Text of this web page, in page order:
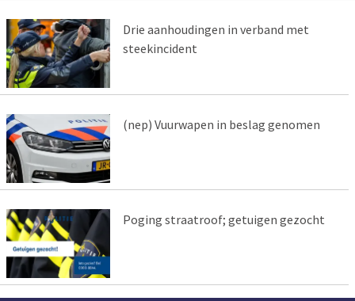
Drie aanhoudingen in verband met
steekincident
(nep) Vuurwapen in beslag genomen
Poging straatroof; getuigen gezocht